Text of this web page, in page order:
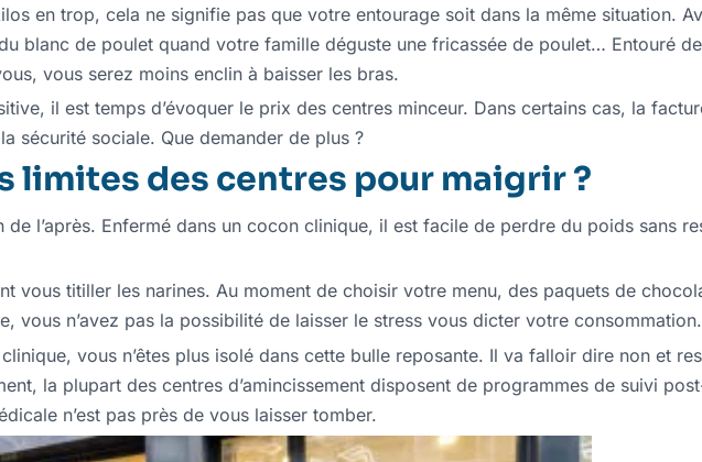
en trop, cela ne signifie pas que votre entourage soit dans la même situation.
blanc de poulet quand votre famille déguste une fricassée de poulet… Entouré
vous serez moins enclin à baisser les bras.
il est temps d’évoquer le prix des centres minceur. Dans certains cas, la
sécurité sociale. Que demander de plus ?
limites des centres pour maigrir ?
de l’après. Enfermé dans un cocon clinique, il est facile de perdre du poids sans
vous titiller les narines. Au moment de choisir votre menu, des paquets de
vous n’avez pas la possibilité de laisser le stress vous dicter votre consommation.
vous n’êtes plus isolé dans cette bulle reposante. Il va falloir dire non et
la plupart des centres d’amincissement disposent de programmes de suivi
n’est pas près de vous laisser tomber.